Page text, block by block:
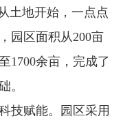
土地开始，一点点
园区面积从200亩
1700余亩，完成了
。
技赋能。园区采用